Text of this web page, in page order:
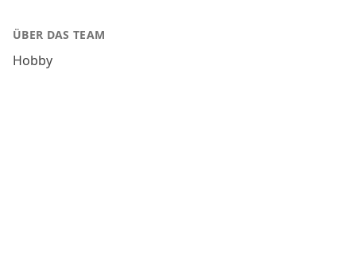
ÜBER DAS TEAM
Hobby